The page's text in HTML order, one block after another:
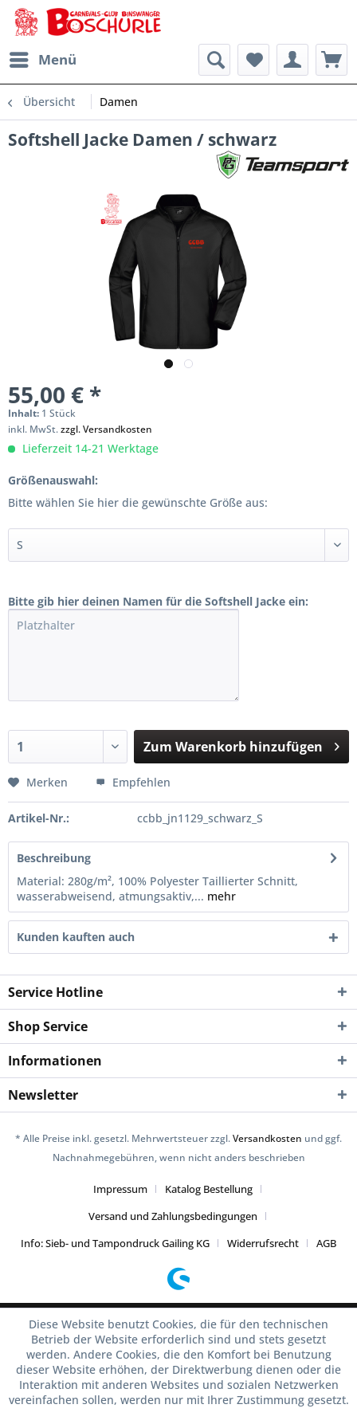
Menü
Übersicht Damen
Softshell Jacke Damen / schwarz
55,00 € *
Inhalt: 1 Stück
inkl. MwSt.zzgl. Versandkosten
Lieferzeit 14-21 Werktage
Größenauswahl:
Bitte wählen Sie hier die gewünschte Größe aus:
Bitte gib hier deinen Namen für die Softshell Jacke ein:
Zum Warenkorb hinzufügen
Merken Empfehlen
Artikel-Nr.: ccbb_jn1129_schwarz_S
Beschreibung
Material: 280g/m², 100% Polyester Taillierter Schnitt,
wasserabweisend, atmungsaktiv,... mehr
Kunden kauften auch
Service Hotline
Shop Service
Informationen
Newsletter
* Alle Preise inkl. gesetzl. Mehrwertsteuer zzgl.Versandkosten und ggf.
Nachnahmegebühren, wenn nicht anders beschrieben
Impressum
Katalog Bestellung
Versand und Zahlungsbedingungen
Info: Sieb- und Tampondruck Gailing KG
Widerrufsrecht AGB
Diese Website benutzt Cookies, die für den technischen
Betrieb der Website erforderlich sind und stets gesetzt
werden. Andere Cookies, die den Komfort bei Benutzung
dieser Website erhöhen, der Direktwerbung dienen oder die
Interaktion mit anderen Websites und sozialen Netzwerken
vereinfachen sollen, werden nur mit Ihrer Zustimmung gesetzt.